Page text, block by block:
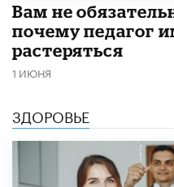
​Вам не
почему педагог
растеряться
1 ИЮНЯ
ЗДОРОВЬЕ